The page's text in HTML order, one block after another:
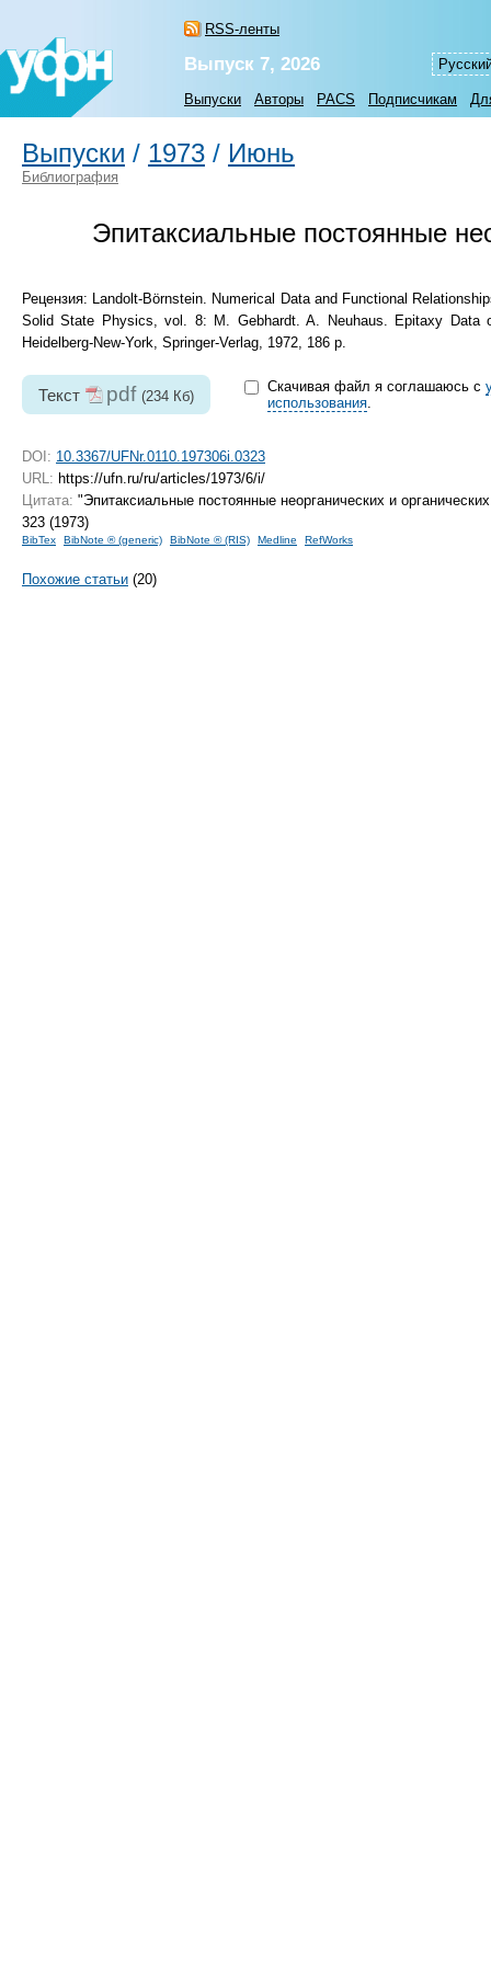
RSS-ленты
Выпуск 7, 2026
Выпуски Авторы PACS Подписчикам
Выпуски / 1973 / Июнь
Библиография
Эпитаксиальные постоянные
Рецензия: Landolt-Börnstein. Numerical Data and Functional
Solid State Physics, vol. 8: M. Gebhardt. A. Neuhaus. Epitaxy
Heidelberg-New-York, Springer-Verlag, 1972, 186 p.
Текст pdf (234 Кб)
Скачивая файл я соглашаюсь с
использования.
DOI: 10.3367/UFNr.0110.197306i.0323
URL: https://ufn.ru/ru/articles/1973/6/i/
Цитата: "Эпитаксиальные постоянные неорганических и
323 (1973)
BibTex BibNote ® (generic) BibNote ® (RIS) Medline RefWorks
Похожие статьи (20)